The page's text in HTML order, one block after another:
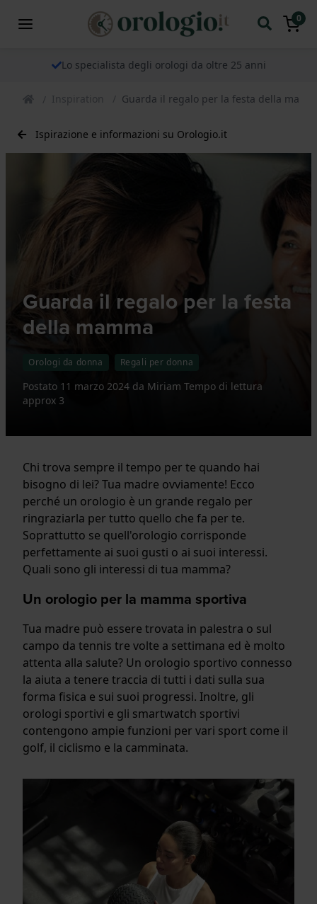
0
Lo specialista degli orologi da oltre 25 anni
Inspiration Guarda il regalo per la festa della
Ispirazione e informazioni su Orologio.it
Guarda il regalo per la festa
della mamma
Orologi da donna Regali per donna
Postato 11 marzo 2024 da Miriam Tempo di lettura
approx 3
Chi trova sempre il tempo per te quando hai
bisogno di lei? Tua madre ovviamente! Ecco
perché un orologio è un grande regalo per
ringraziarla per tutto quello che fa per te.
Soprattutto se quell'orologio corrisponde
perfettamente ai suoi gusti o ai suoi interessi.
Quali sono gli interessi di tua mamma?
Un orologio per la mamma sportiva
Tua madre può essere trovata in palestra o sul
campo da tennis tre volte a settimana ed è molto
attenta alla salute? Un orologio sportivo connesso
la aiuta a tenere traccia di tutti i dati sulla sua
forma fisica e sui suoi progressi. Inoltre, gli
orologi sportivi e gli smartwatch sportivi
contengono ampie funzioni per vari sport come il
golf, il ciclismo e la camminata.